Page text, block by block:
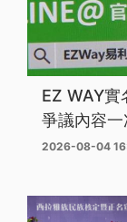
EZ WAY實
爭議內容
2026-08-04